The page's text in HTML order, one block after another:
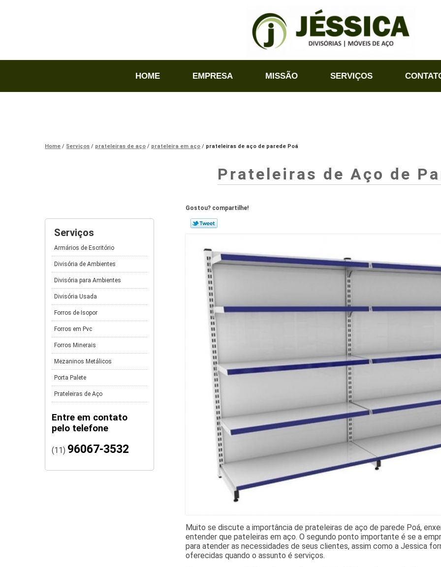
HOME EMPRESA MISSÃO SERVIÇOS
Home Serviços prateleiras de aço prateleira em aço prateleiras de aço de parede Poá
Serviços
Armários de Escritório
Divisória de Ambientes
Divisória para Ambientes
Divisória Usada
Forros de Isopor
Forros em Pvc
Forros Minerais
Mezaninos Metálicos
Porta Palete
Prateleiras de Aço
Entre em contato
pelo telefone
(11) 96067-3532
Prateleiras de Aço de
Gostou? compartilhe!
Muito se discute a importância de prateleiras de aço de parede Poá,
entender que pateleiras em aço. O segundo ponto importante é se a
para atender as necessidades de seus clientes, assim como a Jessica
oferecidas quando o assunto é serviços.